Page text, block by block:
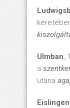
Ulmban,
a
utána